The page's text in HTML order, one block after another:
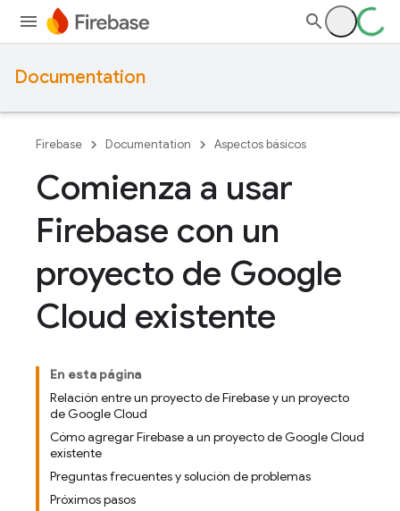
Documentation
Firebase Documentation Aspectos básicos
Comienza a usar
Firebase con un
proyecto de Google
Cloud existente
En esta página
Relación entre un proyecto de Firebase y un proyecto
de Google Cloud
Cómo agregar Firebase a un proyecto de Google Cloud
existente
Preguntas frecuentes y solución de problemas
Próximos pasos